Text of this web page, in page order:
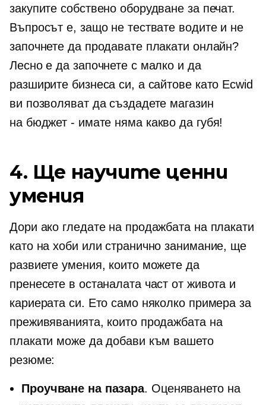
закупите собствено оборудване за печат.
Въпросът е, защо не тествате водите и не
започнете да продавате плакати онлайн?
Лесно е да започнете с малко и да
разширите бизнеса си, а сайтове като Ecwid
ви позволяват да създадете магазин
на бюджет - имате няма какво да губя!
4. Ще научите ценни
умения
Дори ако гледате на продажбата на плакати
като на хоби или странично занимание, ще
развиете умения, които можете да
пренесете в останалата част от живота и
кариерата си. Ето само няколко примера за
преживяванията, които продажбата на
плакати може да добави към вашето
резюме:
Проучване на пазара. Оценяването на